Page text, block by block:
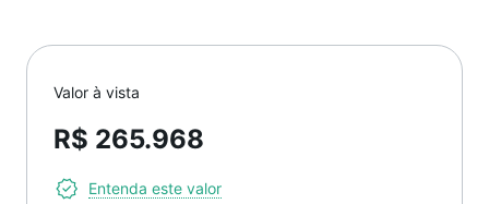
Valor à vista
R$ 265.968
Entenda este valor